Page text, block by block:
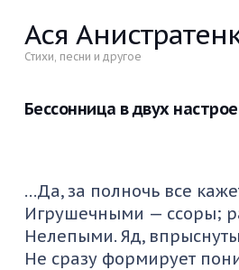
Ася
Стихи, песни и другое
Бессонница в двух
…Да, за полночь все
Игрушечными — ссоры;
Нелепыми. Яд,
Не сразу формирует